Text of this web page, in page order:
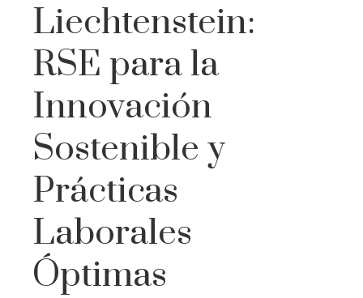
Liechtenstein:
RSE para la
Innovación
Sostenible y
Prácticas
Laborales
Óptimas